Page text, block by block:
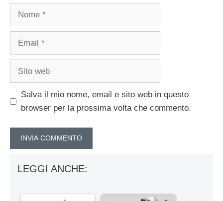
Nome
Email
Sito
Salva il mio nome, email e sito web in questo
browser per la prossima volta che commento.
LEGGI ANCHE: